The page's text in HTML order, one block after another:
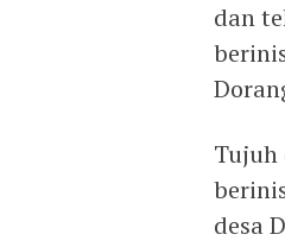
dan
Tujuh
desa